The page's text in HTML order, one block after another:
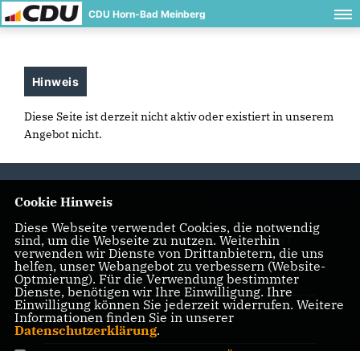
CDU Horn-Bad Meinberg
Hinweis
Diese Seite ist derzeit nicht aktiv oder existiert in unserem
Angebot nicht.
IMPRESSUM DATENSCHUTZ KONTAKT
CDU Kreisverband Lippe
CDU NRW
Cookie Hinweis
Diese Webseite verwendet Cookies, die notwendig
sind, um die Webseite zu nutzen. Weiterhin
verwenden wir Dienste von Drittanbietern, die uns
helfen, unser Webangebot zu verbessern (Website-
Optmierung). Für die Verwendung bestimmter
Dienste, benötigen wir Ihre Einwilligung. Ihre
Einwilligung können Sie jederzeit widerrufen. Weitere
Informationen finden Sie in unserer
Datenschutzerklärung.